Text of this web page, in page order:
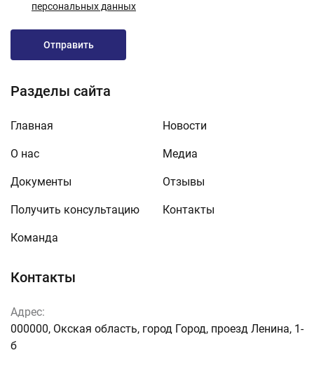
Контакты
Адрес:
000000, Окская область, город Город, проезд Ленина, 1-
б
Разделы сайта
Главная
О нас
Документы
Получить консультацию
Команда
Новости
Медиа
Отзывы
Контакты
персональных данных
Отправить